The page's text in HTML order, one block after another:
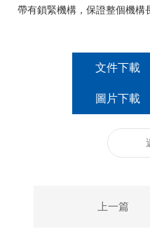
帶有鎖緊機構，保證整個機構
文件下載
圖片下載
上一篇